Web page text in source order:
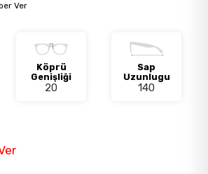
Ver
Köprü
Genişliği
20
Sap
Uzunlugu
140